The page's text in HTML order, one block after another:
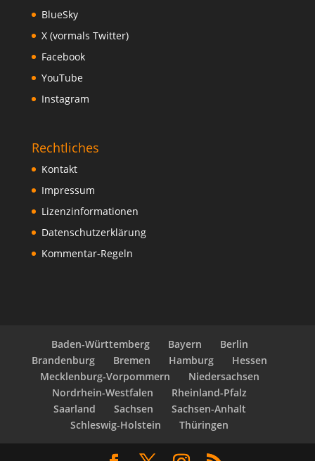
BlueSky
X (vormals Twitter)
Facebook
YouTube
Instagram
Rechtliches
Kontakt
Impressum
Lizenzinformationen
Datenschutzerklärung
Kommentar-Regeln
Baden-Württemberg Bayern
Berlin
Brandenburg
Bremen Hamburg
Hessen
Mecklenburg-Vorpommern
Niedersachsen
Nordrhein-Westfalen
Rheinland-Pfalz
Saarland
Sachsen
Sachsen-Anhalt
Schleswig-Holstein
Thüringen